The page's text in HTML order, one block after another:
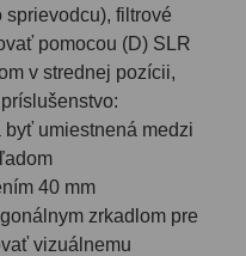
filtrové
pomocou (D) SLR
v strednej pozícii,
byť umiestnená medzi
40 mm
zrkadlom pre
vizuálnemu